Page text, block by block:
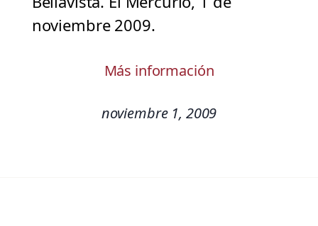
noviembre 2009.
Más información
noviembre 1, 2009